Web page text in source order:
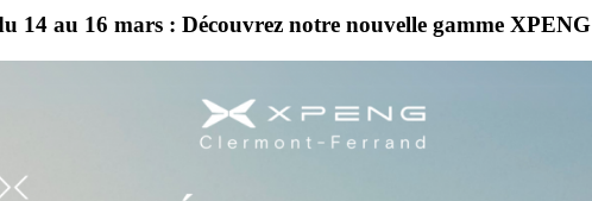
14 au 16 mars : Découvrez notre nouvelle gamme XPENG